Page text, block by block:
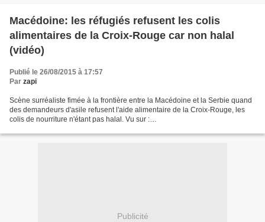
Macédoine: les réfugiés refusent les colis
alimentaires de la Croix-Rouge car non halal
(vidéo)
Publié le 26/08/2015 à 17:57
Par zapi
Scène surréaliste fimée à la frontière entre la Macédoine et la Serbie quand
des demandeurs d'asile refusent l'aide alimentaire de la Croix-Rouge, les
colis de nourriture n'étant pas halal. Vu sur :
Publicité